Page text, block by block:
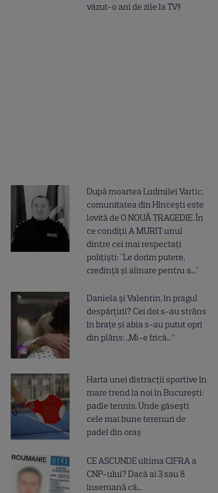
văzut-o ani de zile la TV!!
După moartea Ludmilei Vartic,
comunitatea din Hîncești este
lovită de O NOUĂ TRAGEDIE. În
ce condiții A MURIT unul
dintre cei mai respectați
polițiști: "Le dorim putere,
credință și alinare pentru a..."
Daniela și Valentin, în pragul
despărțirii? Cei doi s-au strâns
în brațe și abia s-au putut opri
din plâns: „Mi-e frică...”
Harta unei distracții sportive în
mare trend la noi în București:
padle tennis. Unde găsești
cele mai bune terenuri de
padel din oraș
CE ASCUNDE ultima CIFRA a
CNP-ului? Dacă ai 3 sau 8
însemană că...